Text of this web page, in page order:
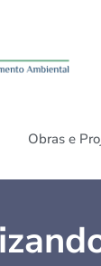
Obras e